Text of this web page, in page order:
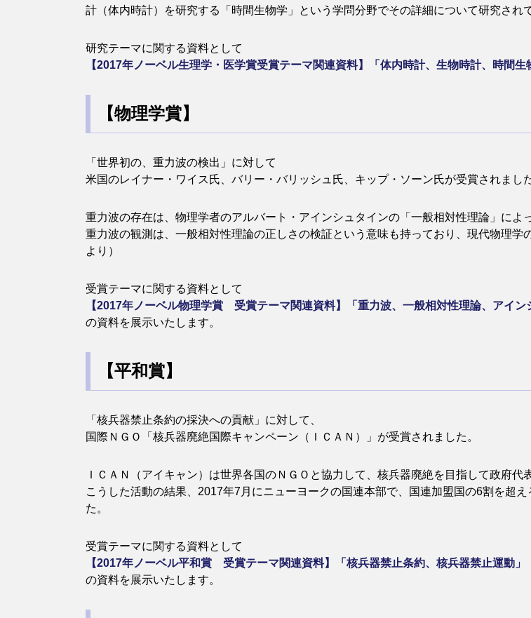
計（体内時計）を研究する「時間生物学」という学問分野でその詳細について研究され
研究テーマに関する資料として
【2017年ノーベル生理学・医学賞受賞テーマ関連資料】「体内時計、生物時計、時間生
【物理学賞】
「世界初の、重力波の検出」に対して
米国のレイナー・ワイス氏、バリー・バリッシュ氏、キップ・ソーン氏が受賞されました
重力波の存在は、物理学者のアルバート・アインシュタインの「一般相対性理論」によ
重力波の観測は、一般相対性理論の正しさの検証という意味も持っており、現代物理
より）
受賞テーマに関する資料として
【2017年ノーベル物理学賞 受賞テーマ関連資料】「重力波、一般相対性理論、アイン
の資料を展示いたします。
【平和賞】
「核兵器禁止条約の採決への貢献」に対して、
国際ＮＧＯ「核兵器廃絶国際キャンペーン（ＩＣＡＮ）」が受賞されました。
ＩＣＡＮ（アイキャン）は世界各国のＮＧＯと協力して、核兵器廃絶を目指して政府代
こうした活動の結果、2017年7月にニューヨークの国連本部で、国連加盟国の6割を超
た。
受賞テーマに関する資料として
【2017年ノーベル平和賞 受賞テーマ関連資料】「核兵器禁止条約、核兵器禁止運動」
の資料を展示いたします。